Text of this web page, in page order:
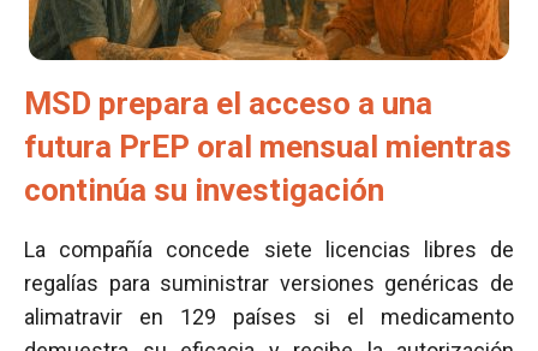
MSD prepara el acceso a una
futura PrEP oral mensual mientras
continúa su investigación
La compañía concede siete licencias libres de
regalías para suministrar versiones genéricas de
alimatravir en 129 países si el medicamento